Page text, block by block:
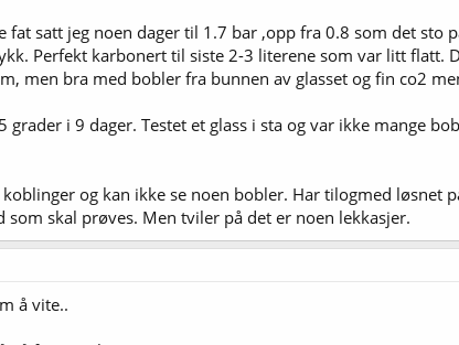
fat satt jeg noen dager til 1.7 bar ,opp fra 0.8 som det sto
Perfekt karbonert til siste 2-3 literene som var litt flatt.
men bra med bobler fra bunnen av glasset og fin co2
i 9 dager. Testet et glass i sta og var ikke mange
og kan ikke se noen bobler. Har tilogmed løsnet
skal prøves. Men tviler på det er noen lekkasjer.
å vite..